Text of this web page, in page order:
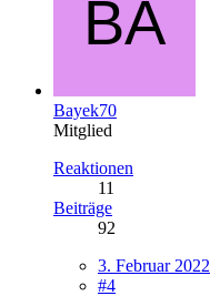
Bayek70
Mitglied
Reaktionen
11
Beiträge
92
3. Februar 2022
#4